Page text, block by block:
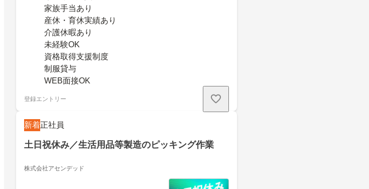
家族手当あり
産休・育休実績あり
介護休暇あり
未経験OK
資格取得支援制度
制服貸与
WEB面接OK
登録エントリー
新着正社員
土日祝休み／生活用品等製造のピッキング作業
株式会社アセンデッド